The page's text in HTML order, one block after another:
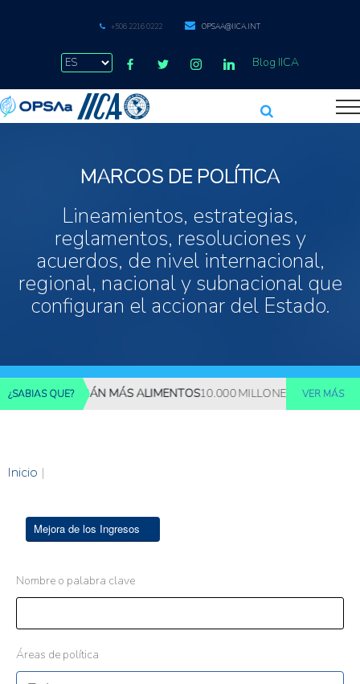
+506 2216 0222 OPSAA@IICA.INT
Blog IICA
MARCOS DE POLÍTICA
Lineamientos, estrategias,
reglamentos, resoluciones y
acuerdos, de nivel internacional,
regional, nacional y subnacional que
configuran el accionar del Estado.
¿SABIAS QUE?
REQUERIRÁN MÁS ALIMENTOS10.000 MILLONES DE PERSONAS
VER MÁS
Inicio |
Mejora de los Ingresos
Nombre o palabra clave
Áreas de política